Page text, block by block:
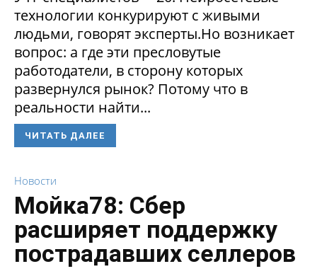
технологии конкурируют с живыми
людьми, говорят эксперты.Но возникает
вопрос: а где эти пресловутые
работодатели, в сторону которых
развернулся рынок? Потому что в
реальности найти...
ЧИТАТЬ ДАЛЕЕ
Новости
Мойка78: Сбер
расширяет поддержку
пострадавших селлеров